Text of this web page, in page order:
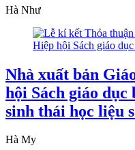
Hà Như
Nhà xuất bản
hội Sách giáo dục
sinh thái học liệu
Hà My